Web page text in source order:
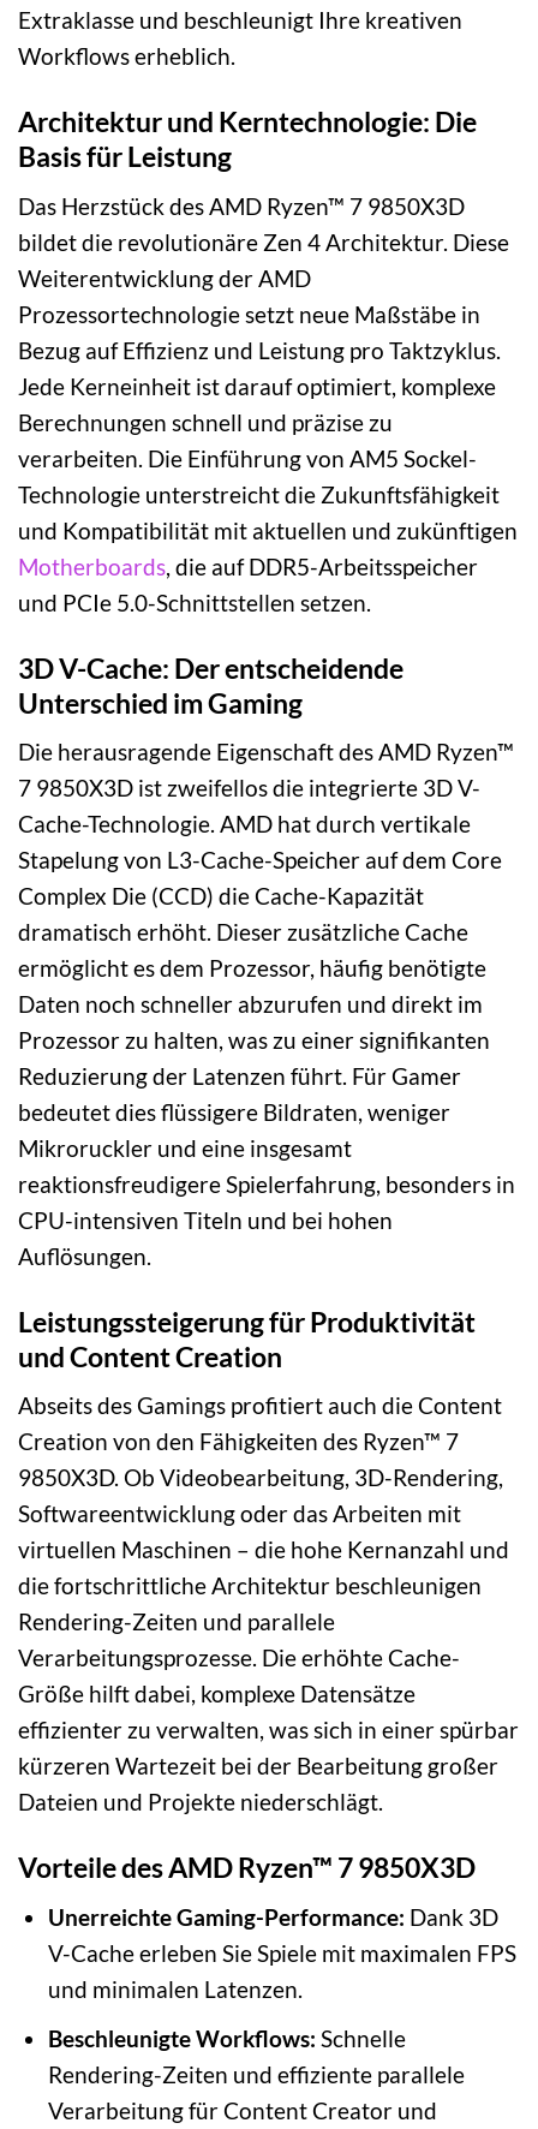
Extraklasse und beschleunigt Ihre kreativen
Workflows erheblich.
Architektur und Kerntechnologie: Die
Basis für Leistung
Das Herzstück des AMD Ryzen™ 7 9850X3D
bildet die revolutionäre Zen 4 Architektur. Diese
Weiterentwicklung der AMD
Prozessortechnologie setzt neue Maßstäbe in
Bezug auf Effizienz und Leistung pro Taktzyklus.
Jede Kerneinheit ist darauf optimiert, komplexe
Berechnungen schnell und präzise zu
verarbeiten. Die Einführung von AM5 Sockel-
Technologie unterstreicht die Zukunftsfähigkeit
und Kompatibilität mit aktuellen und zukünftigen
Motherboards , die auf DDR5-Arbeitsspeicher
und PCIe 5.0-Schnittstellen setzen.
3D V-Cache: Der entscheidende
Unterschied im Gaming
Die herausragende Eigenschaft des AMD Ryzen™
7 9850X3D ist zweifellos die integrierte 3D V-
Cache-Technologie. AMD hat durch vertikale
Stapelung von L3-Cache-Speicher auf dem Core
Complex Die (CCD) die Cache-Kapazität
dramatisch erhöht. Dieser zusätzliche Cache
ermöglicht es dem Prozessor, häufig benötigte
Daten noch schneller abzurufen und direkt im
Prozessor zu halten, was zu einer signifikanten
Reduzierung der Latenzen führt. Für Gamer
bedeutet dies flüssigere Bildraten, weniger
Mikroruckler und eine insgesamt
reaktionsfreudigere Spielerfahrung, besonders in
CPU-intensiven Titeln und bei hohen
Auflösungen.
Leistungssteigerung für Produktivität
und Content Creation
Abseits des Gamings profitiert auch die Content
Creation von den Fähigkeiten des Ryzen™ 7
9850X3D. Ob Videobearbeitung, 3D-Rendering,
Softwareentwicklung oder das Arbeiten mit
virtuellen Maschinen – die hohe Kernanzahl und
die fortschrittliche Architektur beschleunigen
Rendering-Zeiten und parallele
Verarbeitungsprozesse. Die erhöhte Cache-
Größe hilft dabei, komplexe Datensätze
effizienter zu verwalten, was sich in einer spürbar
kürzeren Wartezeit bei der Bearbeitung großer
Dateien und Projekte niederschlägt.
Vorteile des AMD Ryzen™ 7 9850X3D
Unerreichte Gaming-Performance: Dank 3D
V-Cache erleben Sie Spiele mit maximalen FPS
und minimalen Latenzen.
Beschleunigte Workflows: Schnelle
Rendering-Zeiten und effiziente parallele
Verarbeitung für Content Creator und